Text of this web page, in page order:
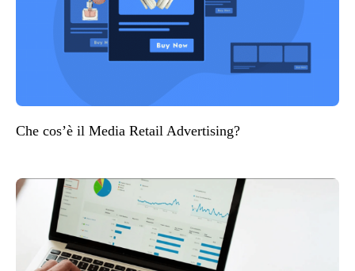
Che cos’è il Media Retail Advertising?